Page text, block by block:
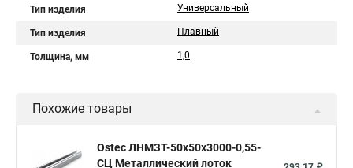
Тип изделия Универсальный
Тип изделия Плавный
Толщина, мм 1,0
Похожие товары
Ostec ЛНМЗТ-50х50х3000-0,55-
СЦ Металлический лоток